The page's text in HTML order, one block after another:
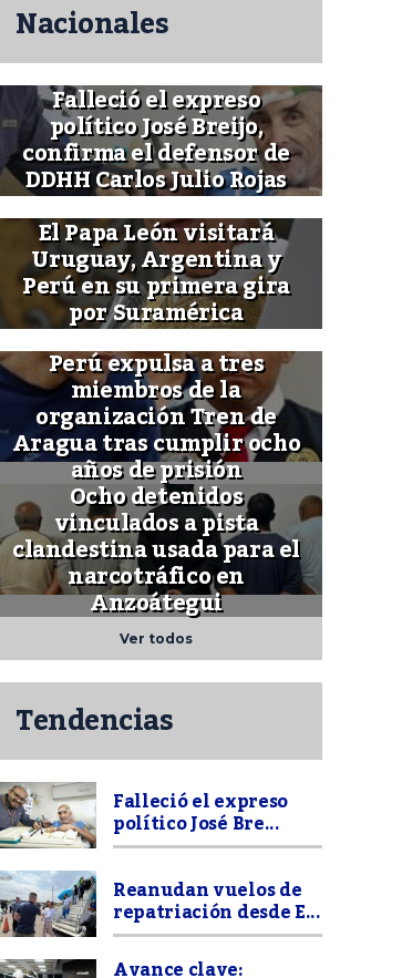
Nacionales
Falleció el expreso
político José Breijo,
confirma el defensor de
DDHH Carlos Julio Rojas
El Papa León visitará
Uruguay, Argentina y
Perú en su primera gira
por Suramérica
Perú expulsa a tres
miembros de la
organización Tren de
Aragua tras cumplir ocho
años de prisión
Ocho detenidos
vinculados a pista
clandestina usada para el
narcotráfico en
Anzoátegui
Ver todos
Tendencias
Falleció el expreso
político José Bre...
Reanudan vuelos de
repatriación desde E...
Avance clave: